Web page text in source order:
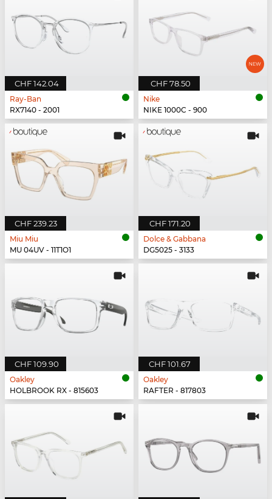
CHF 142.04
Ray-Ban
RX7140 - 2001
CHF 78.50
Nike
NIKE 1000C - 900
CHF 239.23
Miu Miu
MU 04UV - 11T1O1
CHF 171.20
Dolce & Gabbana
DG5025 - 3133
CHF 109.90
Oakley
HOLBROOK RX - 815603
CHF 101.67
Oakley
RAFTER - 817803